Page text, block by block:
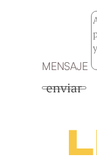
MENSAJE
enviar